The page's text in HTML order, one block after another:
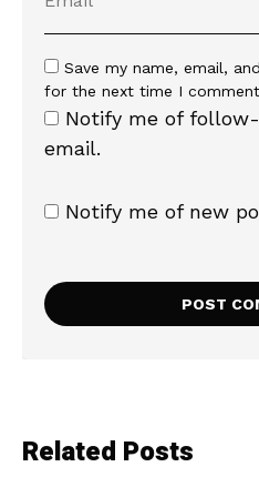
Save my name, email,
for the next time I
Notify me of
email.
Notify me of new
Related Posts